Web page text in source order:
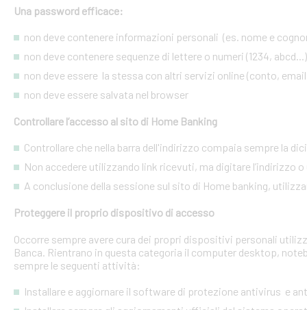
Una password efficace:
non deve contenere informazioni personali (es. nome e
non deve contenere sequenze di lettere o numeri (1234, abcd...)
non deve essere la stessa con altri servizi online (conto,
non deve essere salvata nel browser
Controllare l’accesso al sito di Home Banking
Controllare che nella barra dell'indirizzo compaia sempre la
Non accedere utilizzando link ricevuti, ma digitare l’indirizzo
A conclusione della sessione sul sito di Home banking,
Proteggere il proprio dispositivo di accesso
Occorre sempre avere cura dei propri dispositivi personali
Banca. Rientrano in questa categoria il computer desktop,
sempre le seguenti attività:
Installare e aggiornare il software di protezione antivirus e